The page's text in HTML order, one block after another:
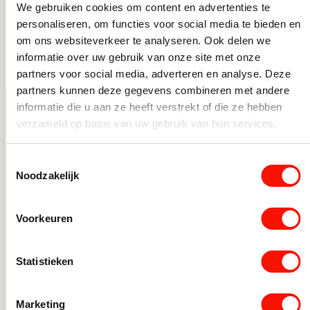
We gebruiken cookies om content en advertenties te
personaliseren, om functies voor social media te bieden en
om ons websiteverkeer te analyseren. Ook delen we
informatie over uw gebruik van onze site met onze
partners voor social media, adverteren en analyse. Deze
partners kunnen deze gegevens combineren met andere
informatie die u aan ze heeft verstrekt of die ze hebben
verzameld op basis van uw gebruik van hun services.
Noodzakelijk
Voorkeuren
Statistieken
Marketing
Dimbare lichtbronnen externe dimmer
Slimme lichtbronnen